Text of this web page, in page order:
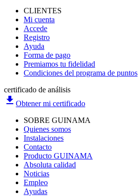
CLIENTES
Mi cuenta
Accede
Registro
Ayuda
Forma de pago
Premiamos tu fidelidad
Condiciones del programa de puntos
certificado de análisis
file_download Obtener mi certificado
SOBRE GUINAMA
Quienes somos
Instalaciones
Contacto
Producto GUINAMA
Absoluta calidad
Noticias
Empleo
Ayudas